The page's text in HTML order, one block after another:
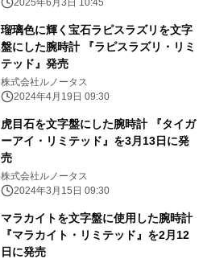
瑠璃色に輝く宝石ラピスラズリを文字
盤にした腕時計 『ラピスラズリ・リミ
テッド』発売
株式会社ルノータス
2024年4月19日 09:30
虎目石を文字盤にした腕時計 『タイガ
ーアイ・リミテッド』を3月13日に発
売
株式会社ルノータス
2024年3月15日 09:30
マラカイトを文字盤に使用した腕時計
『マラカイト・リミテッド』を2月12
日に発売